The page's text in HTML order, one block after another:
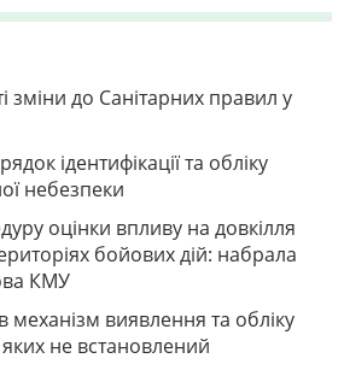
зміни до Санітарних правил у
ідентифікації та обліку
небезпеки
оцінки впливу на довкілля
бойових дій: набрала
КМУ
механізм виявлення та обліку
яких не встановлений